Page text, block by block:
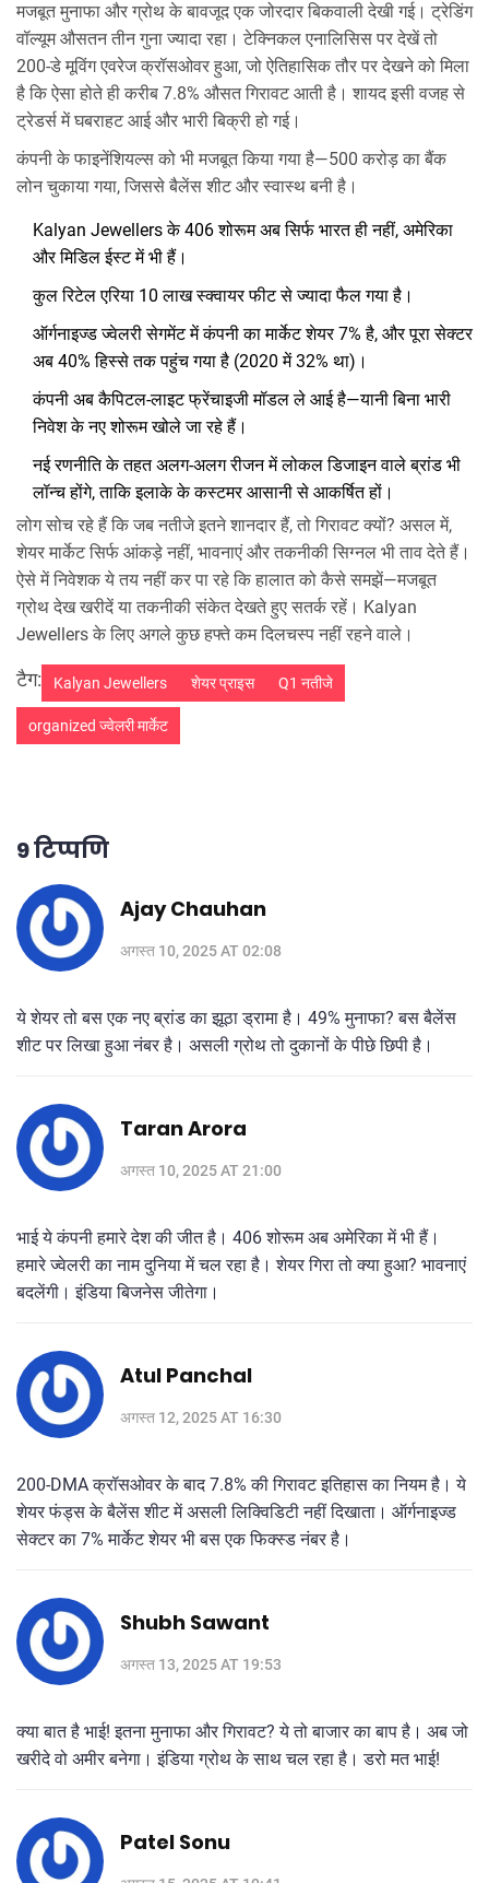
मजबूत मुनाफा और ग्रोथ के बावजूद एक जोरदार बिकवाली देखी गई। ट्रेडिंग
वॉल्यूम औसतन तीन गुना ज्यादा रहा। टेक्निकल एनालिसिस पर देखें तो
200-डे मूविंग एवरेज क्रॉसओवर हुआ, जो ऐतिहासिक तौर पर देखने को मिला
है कि ऐसा होते ही करीब 7.8% औसत गिरावट आती है। शायद इसी वजह से
ट्रेडर्स में घबराहट आई और भारी बिक्री हो गई।
कंपनी के फाइनेंशियल्स को भी मजबूत किया गया है—500 करोड़ का बैंक
लोन चुकाया गया, जिससे बैलेंस शीट और स्वास्थ बनी है।
Kalyan Jewellers के 406 शोरूम अब सिर्फ भारत ही नहीं, अमेरिका
और मिडिल ईस्ट में भी हैं।
कुल रिटेल एरिया 10 लाख स्क्वायर फीट से ज्यादा फैल गया है।
ऑर्गनाइज्ड ज्वेलरी सेगमेंट में कंपनी का मार्केट शेयर 7% है, और पूरा सेक्टर
अब 40% हिस्से तक पहुंच गया है (2020 में 32% था)।
कंपनी अब कैपिटल-लाइट फ्रेंचाइजी मॉडल ले आई है—यानी बिना भारी
निवेश के नए शोरूम खोले जा रहे हैं।
नई रणनीति के तहत अलग-अलग रीजन में लोकल डिजाइन वाले ब्रांड भी
लॉन्च होंगे, ताकि इलाके के कस्टमर आसानी से आकर्षित हों।
लोग सोच रहे हैं कि जब नतीजे इतने शानदार हैं, तो गिरावट क्यों? असल में,
शेयर मार्केट सिर्फ आंकड़े नहीं, भावनाएं और तकनीकी सिग्नल भी ताव देते हैं।
ऐसे में निवेशक ये तय नहीं कर पा रहे कि हालात को कैसे समझें—मजबूत
ग्रोथ देख खरीदें या तकनीकी संकेत देखते हुए सतर्क रहें। Kalyan
Jewellers के लिए अगले कुछ हफ्ते कम दिलचस्प नहीं रहने वाले।
टैग: Kalyan Jewellers शेयर प्राइस Q1 नतीजे
organized ज्वेलरी मार्केट
9 टिप्पणि
Ajay Chauhan
अगस्त 10, 2025 AT 02:08
ये शेयर तो बस एक नए ब्रांड का झूठा ड्रामा है। 49% मुनाफा? बस बैलेंस
शीट पर लिखा हुआ नंबर है। असली ग्रोथ तो दुकानों के पीछे छिपी है।
Taran Arora
अगस्त 10, 2025 AT 21:00
भाई ये कंपनी हमारे देश की जीत है। 406 शोरूम अब अमेरिका में भी हैं।
हमारे ज्वेलरी का नाम दुनिया में चल रहा है। शेयर गिरा तो क्या हुआ? भावनाएं
बदलेंगी। इंडिया बिजनेस जीतेगा।
Atul Panchal
अगस्त 12, 2025 AT 16:30
200-DMA क्रॉसओवर के बाद 7.8% की गिरावट इतिहास का नियम है। ये
शेयर फंड्स के बैलेंस शीट में असली लिक्विडिटी नहीं दिखाता। ऑर्गनाइज्ड
सेक्टर का 7% मार्केट शेयर भी बस एक फिक्स्ड नंबर है।
Shubh Sawant
अगस्त 13, 2025 AT 19:53
क्या बात है भाई! इतना मुनाफा और गिरावट? ये तो बाजार का बाप है। अब जो
खरीदे वो अमीर बनेगा। इंडिया ग्रोथ के साथ चल रहा है। डरो मत भाई!
Patel Sonu